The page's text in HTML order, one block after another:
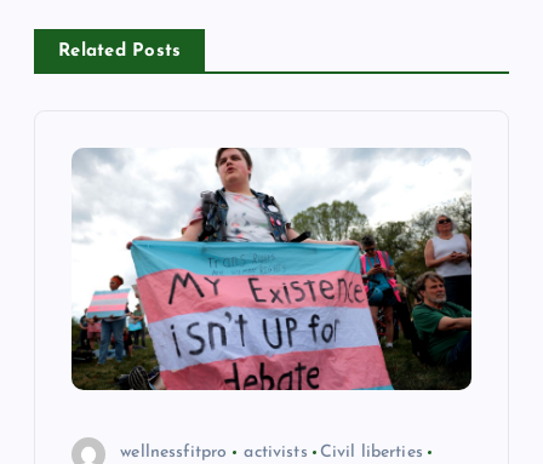
v
Related Posts
wellnessfitpro activists
Civil liberties